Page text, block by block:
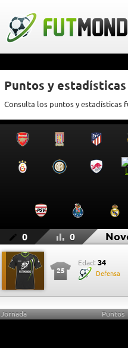
Puntos y
Consulta los puntos y estadísticas
0 0
25
Edad: 34
Defensa
Jornada Puntos